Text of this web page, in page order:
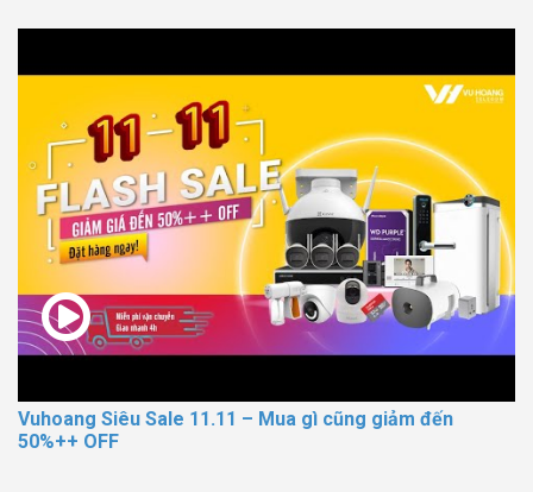
Vuhoang Siêu Sale 11.11 – Mua gì cũng giảm đến
50%++ OFF